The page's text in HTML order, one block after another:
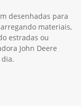
desenhadas para
materiais,
estradas ou
John Deere